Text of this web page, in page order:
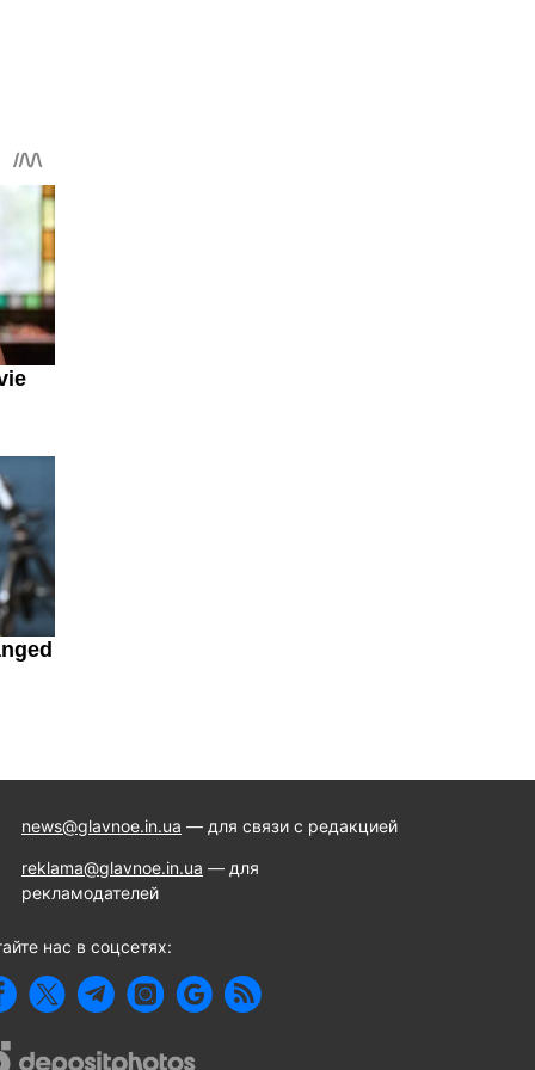
news@glavnoe.in.ua — для связи с редакцией
reklama@glavnoe.in.ua — для
рекламодателей
нас в соцсетях: